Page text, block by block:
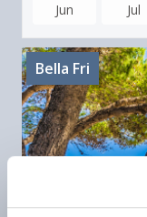
Jun
Jul
Bella Fri